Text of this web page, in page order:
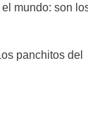
mundo: son
panchitos del